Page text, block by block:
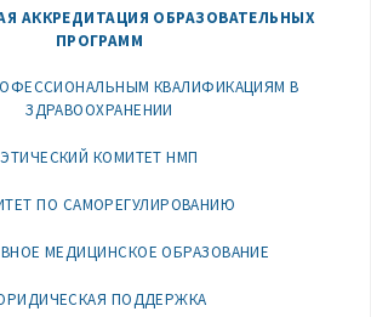
АККРЕДИТАЦИЯ ОБРАЗОВАТЕЛЬНЫХ
ПРОГРАММ
КВАЛИФИКАЦИЯМ В
ЗДРАВООХРАНЕНИИ
ЭТИЧЕСКИЙ КОМИТЕТ НМП
ПО САМОРЕГУЛИРОВАНИЮ
МЕДИЦИНСКОЕ ОБРАЗОВАНИЕ
ПОДДЕРЖКА